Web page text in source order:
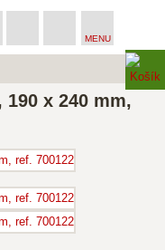
MENU
190 x 240 mm,